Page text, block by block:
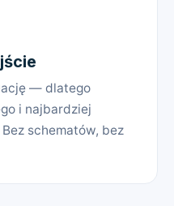
— dlatego
i najbardziej
schematów, bez